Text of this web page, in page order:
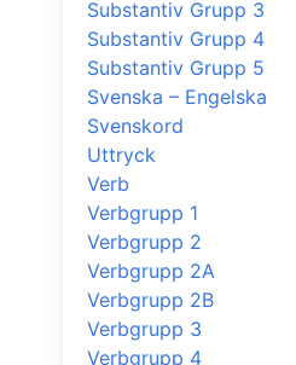
Substantiv Grupp 3
Substantiv Grupp 4
Substantiv Grupp 5
Svenska – Engelska
Svenskord
Uttryck
Verb
Verbgrupp 1
Verbgrupp 2
Verbgrupp 2A
Verbgrupp 2B
Verbgrupp 3
Verbgrupp 4